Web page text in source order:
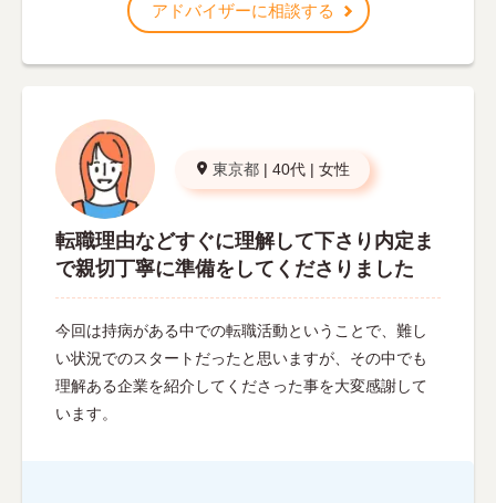
アドバイザーに相談する
東京都 | 40代 | 女性
転職理由などすぐに理解して下さり内定ま
で親切丁寧に準備をしてくださりました
今回は持病がある中での転職活動ということで、難し
い状況でのスタートだったと思いますが、その中でも
理解ある企業を紹介してくださった事を大変感謝して
います。